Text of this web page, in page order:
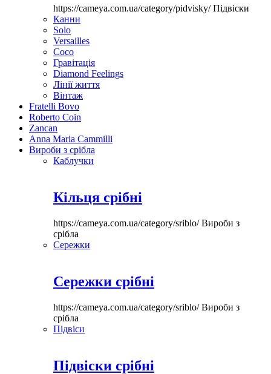
https://cameya.com.ua/category/pidvisky/Підвіски
Канни
Solo
Versailles
Coco
Гравітація
Diamond Feelings
Лінії життя
Вінтаж
Fratelli Bovo
Roberto Coin
Zancan
Anna Maria Cammilli
Вироби з срібла
Каблучки
Кільця срібні
https://cameya.com.ua/category/sriblo/Вироби з
срібла
Сережки
Сережки срібні
https://cameya.com.ua/category/sriblo/Вироби з
срібла
Підвіси
Підвіски срібні